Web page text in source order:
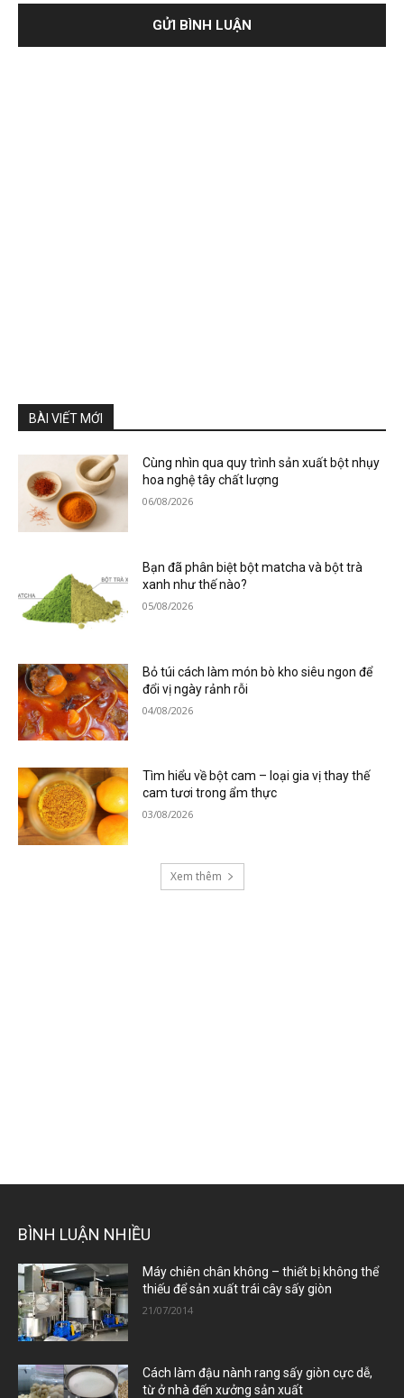
BÀI VIẾT MỚI
Cùng nhìn qua quy trình sản xuất bột nhụy
hoa nghệ tây chất lượng
06/08/2026
Bạn đã phân biệt bột matcha và bột trà
xanh như thế nào?
05/08/2026
Bỏ túi cách làm món bò kho siêu ngon để
đổi vị ngày rảnh rỗi
04/08/2026
Tìm hiểu về bột cam – loại gia vị thay thế
cam tươi trong ẩm thực
03/08/2026
Xem thêm
BÌNH LUẬN NHIỀU
Máy chiên chân không – thiết bị không thể
thiếu để sản xuất trái cây sấy giòn
21/07/2014
Cách làm đậu nành rang sấy giòn cực dễ,
từ ở nhà đến xưởng sản xuất